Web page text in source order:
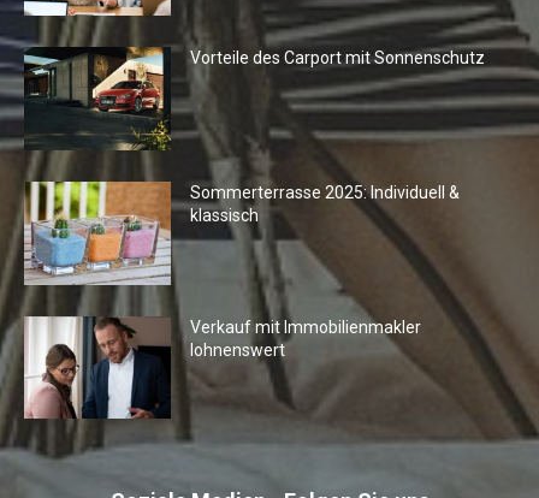
Vorteile des Carport mit Sonnenschutz
Sommerterrasse 2025: Individuell &
klassisch
Verkauf mit Immobilienmakler
lohnenswert